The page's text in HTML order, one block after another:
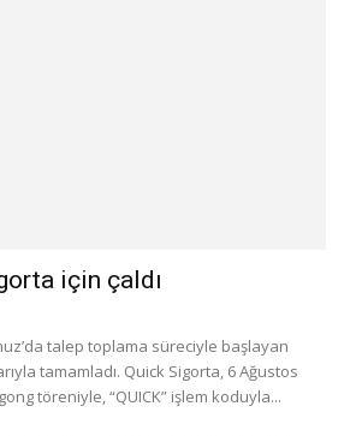
için çaldı
talep toplama süreciyle başlayan
tamamladı. Quick Sigorta, 6 Ağustos
töreniyle, “QUICK” işlem koduyla...